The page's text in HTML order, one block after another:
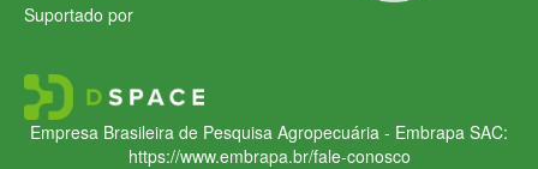
Suportado por
Empresa Brasileira de Pesquisa Agropecuária - Embrapa SAC:
https://www.embrapa.br/fale-conosco